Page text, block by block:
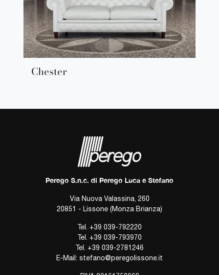
Chester
Perego S.n.c. di Perego Luca e Stefano
Via Nuova Valassina, 260
20851 - Lissone (Monza Brianza)
Tel. +39 039-792220
Tel. +39 039-793970
Tel. +39 039-2781246
E-Mail: stefano@peregolissone.it